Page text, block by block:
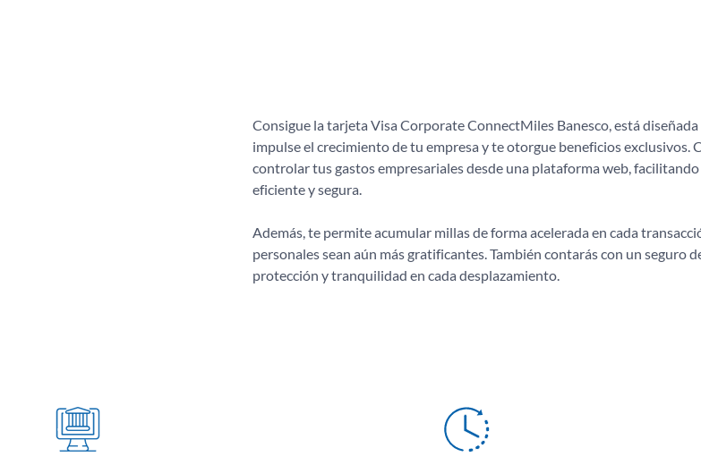
Consigue la tarjeta Visa Corporate ConnectMiles Banesco, está
impulse el crecimiento de tu empresa y te otorgue beneficios exclusivos.
controlar tus gastos empresariales desde una plataforma web,
eficiente y segura.
Además, te permite acumular millas de forma acelerada en cada
personales sean aún más gratificantes. También contarás con un seguro
protección y tranquilidad en cada desplazamiento.